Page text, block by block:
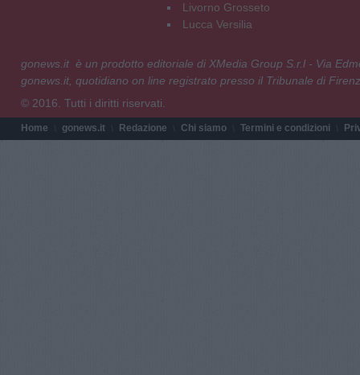
Livorno Grosseto
Lucca Versilia
gonews.it è un prodotto editoriale di XMedia Group S.r.l - Via
gonews.it, quotidiano on line registrato presso il Tribunale di
© 2016. Tutti i diritti riservati.
Home gonews.it Redazione Chi siamo Termini e condizioni